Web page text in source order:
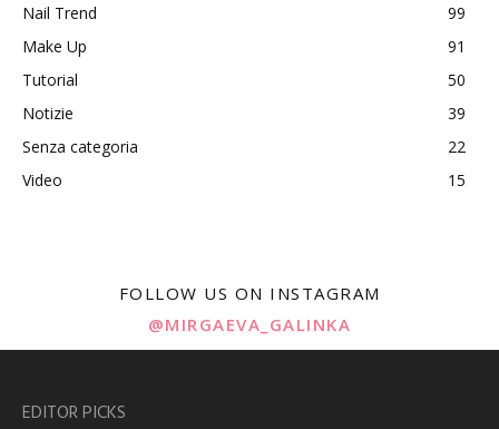
Nail Trend
99
Make Up
91
Tutorial
50
Notizie
39
Senza categoria
22
Video
15
FOLLOW US ON INSTAGRAM
@MIRGAEVA_GALINKA
EDITOR PICKS